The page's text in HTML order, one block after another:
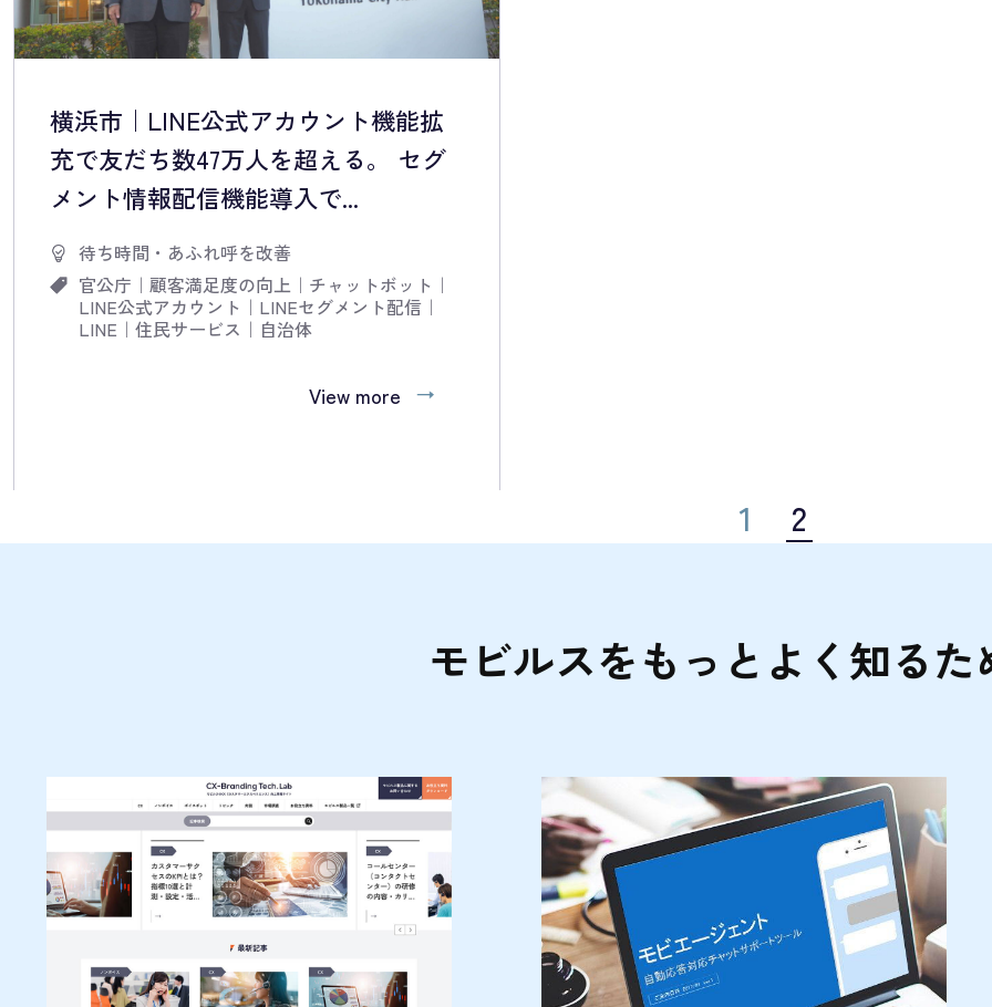
横浜市｜LINE公式アカウント機能拡
充で友だち数47万人を超える。 セグ
メント情報配信機能導入で...
待ち時間・あふれ呼を改善
官公庁 ｜ 顧客満足度の向上｜ チャットボット ｜
LINE公式アカウント ｜ LINEセグメント配信｜
LINE ｜ 住民サービス ｜ 自治体
View more
1 2
モビルスをもっとよく知るた